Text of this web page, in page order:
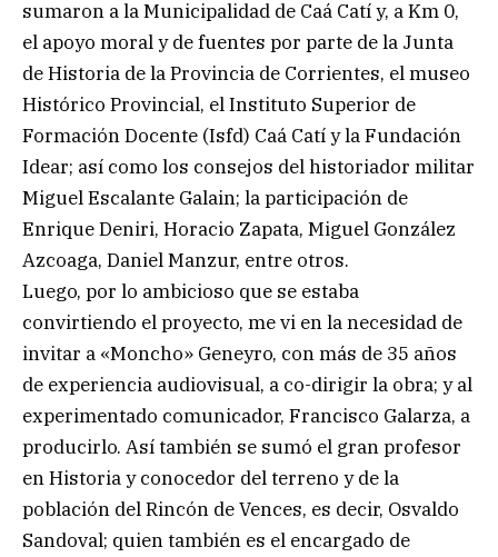
sumaron a la Municipalidad de Caá Catí y, a Km 0,
el apoyo moral y de fuentes por parte de la Junta
de Historia de la Provincia de Corrientes, el museo
Histórico Provincial, el Instituto Superior de
Formación Docente (Isfd) Caá Catí y la Fundación
Idear; así como los consejos del historiador militar
Miguel Escalante Galain; la participación de
Enrique Deniri, Horacio Zapata, Miguel González
Azcoaga, Daniel Manzur, entre otros.
Luego, por lo ambicioso que se estaba
convirtiendo el proyecto, me vi en la necesidad de
invitar a «Moncho» Geneyro, con más de 35 años
de experiencia audiovisual, a co-dirigir la obra; y al
experimentado comunicador, Francisco Galarza, a
producirlo. Así también se sumó el gran profesor
en Historia y conocedor del terreno y de la
población del Rincón de Vences, es decir, Osvaldo
Sandoval; quien también es el encargado de